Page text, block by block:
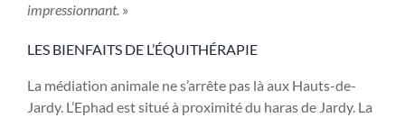
impressionnant. »
LES BIENFAITS DE L’ÉQUITHÉRAPIE
La médiation animale ne s’arrête pas là aux Hauts-de-
Jardy. L’Ephad est situé à proximité du haras de Jardy. La